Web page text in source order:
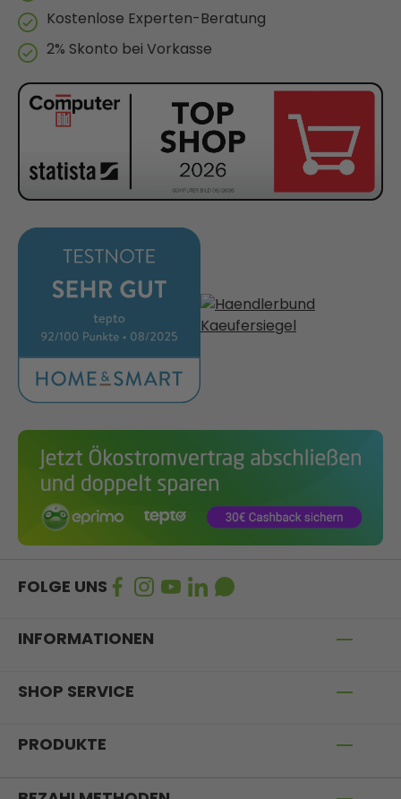
Kostenlose Experten-Beratung
2% Skonto bei Vorkasse
FOLGE UNS
INFORMATIONEN
SHOP SERVICE
PRODUKTE